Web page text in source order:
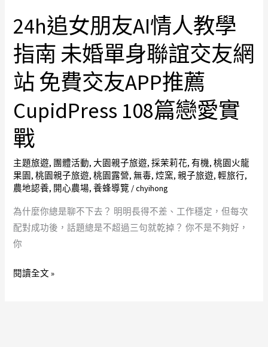
單
愛
引
擎
CUBI
隱
私
語
信
差
最
真
實
24h追女朋友AI情人教學
指南 未婚單身聯誼交友網
站 免費交友APP推薦
CupidPress 108篇戀愛實
戰
主題旅遊, 團體活動,大園親子旅遊,採茉莉花,有機,桃園火龍
果園 ,桃園親子旅遊,桃園露營,無毒,焢窯,親子旅遊,輕旅行,
農地認養, 開心農場,養蜂導覽 /chyihong
為什麼你總是聊不下去？ 明明長得不差、工作穩定，但每次
配對成功後，話題總是不超過三句就乾掉？ 你不是不夠好，
你
24h
追
女
友
情
人
教
學
指
未
婚
單
聯
閱讀全文 »